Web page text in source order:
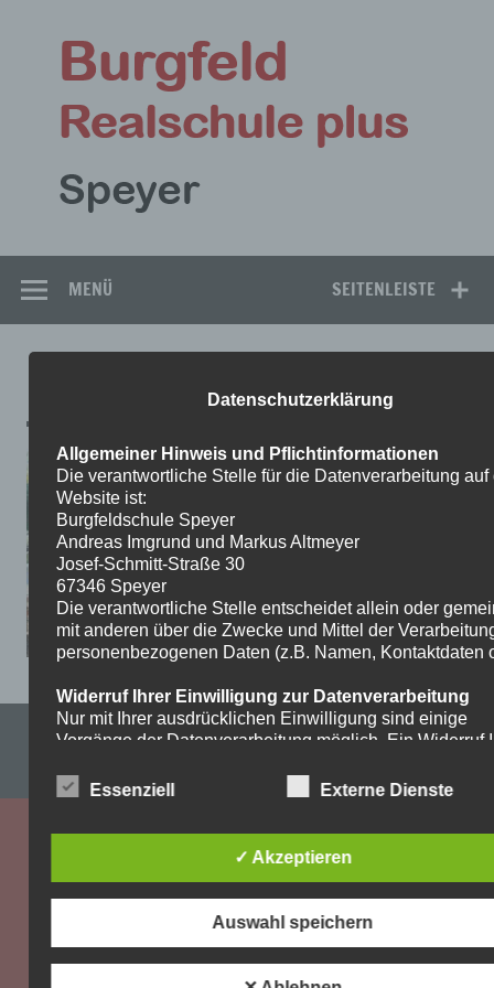
springen
SEITENLEISTE
MENÜ
Impressum & Datenschutzerklärung
WordPress-Theme: Dynamic News von ThemeZee.
Datenschutzerklärung
Allgemeiner Hinweis und Pflichtinformationen
Die verantwortliche Stelle für die Datenverarbeitung auf
Website ist:
Burgfeldschule Speyer
Andreas Imgrund und Markus Altmeyer
Josef-Schmitt-Straße 30
67346 Speyer
Die verantwortliche Stelle entscheidet allein oder
mit anderen über die Zwecke und Mittel der
personenbezogenen Daten (z.B. Namen, Kontaktdaten
Widerruf Ihrer Einwilligung zur Datenverarbeitung
Nur mit Ihrer ausdrücklichen Einwilligung sind einige
Vorgänge der Datenverarbeitung möglich. Ein Widerruf
Widerruf genügt eine formlose Mitteilung per E-Mail. Die
Recht auf Beschwerde bei der zuständigen
Aufsichtsbehörde
Als Betroffener steht Ihnen im Falle eines
der zuständigen Aufsichtsbehörde zu. Zuständige
Aufsichtsbehörde bezüglich datenschutzrechtlicher
Essenziell Externe Dienste
✓ Akzeptieren
Auswahl speichern